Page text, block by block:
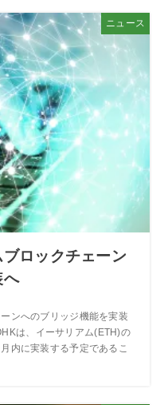
ニュース
ロックチェーン
へ
ンへのブリッジ機能を実装
は、イーサリアム(ETH)の
内に実装する予定であるこ